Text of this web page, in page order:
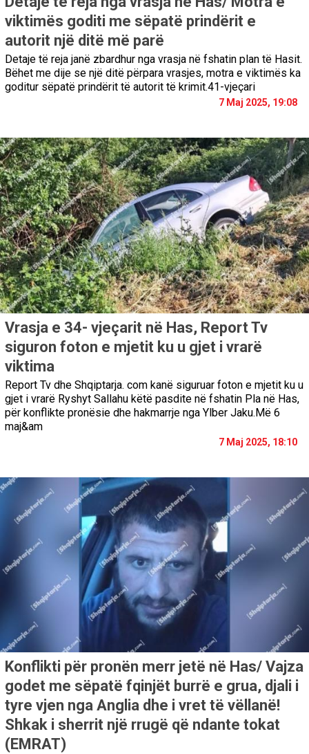
viktimës goditi me sëpatë prindërit e
autorit një ditë më parë
Detaje të reja janë zbardhur nga vrasja në fshatin plan të Hasit.
Bëhet me dije se një ditë përpara vrasjes, motra e viktimës ka
goditur sëpatë prindërit të autorit të krimit.41-vjeçari
7 Maj 2025, 19:08
Vrasja e 34- vjeçarit në Has, Report Tv
siguron foton e mjetit ku u gjet i vrarë
viktima
Report Tv dhe Shqiptarja. com kanë siguruar foton e mjetit ku u
gjet i vrarë Ryshyt Sallahu këtë pasdite në fshatin Pla në Has,
për konflikte pronësie dhe hakmarrje nga Ylber Jaku.Më 6
maj&am
7 Maj 2025, 18:10
Konflikti për pronën merr jetë në Has/ Vajza
godet me sëpatë fqinjët burrë e grua, djali i
tyre vjen nga Anglia dhe i vret të vëllanë!
Shkak i sherrit një rrugë që ndante tokat
(EMRAT)